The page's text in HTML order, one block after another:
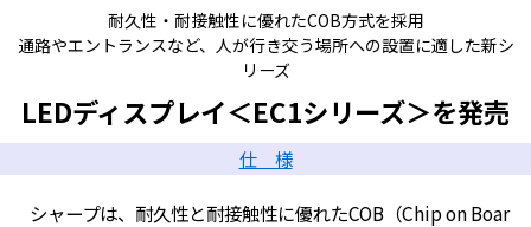
耐久性・耐接触性に優れたCOB方式を採用
通路やエントランスなど、人が行き交う場所への設置に適した新シ
リーズ
LEDディスプレイ＜EC1シリーズ＞を発売
仕 様
シャープは、耐久性と耐接触性に優れたCOB（Chip on Boar